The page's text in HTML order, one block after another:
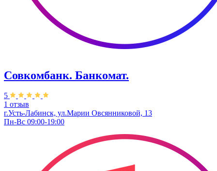
Совкомбанк. Банкомат.
5
1 отзыв
г.Усть-Лабинск, ул.​Марии Овсянниковой, 13
Пн-Вс 09:00-19:00